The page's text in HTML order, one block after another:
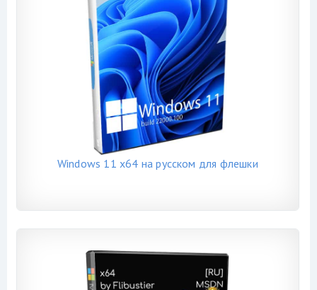
Windows 11 x64 на русском для флешки